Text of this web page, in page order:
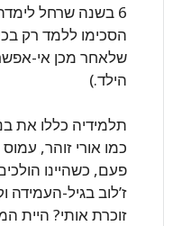
6 בשנה שרחל
הסכימו ללמד רק
שלאחר מכן אי-
הילד.)
תלמידיה כללו את
כמו אורי זוהר,
פעם, כשהיינו
ז’לוב בגיל-
זוכרת אותי? היית